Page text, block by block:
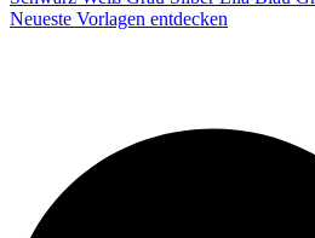
Neueste Vorlagen entdecken